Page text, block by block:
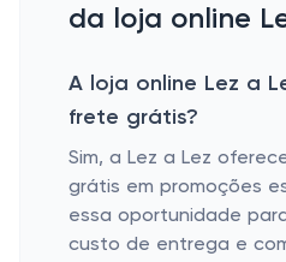
da loja online
A loja online Lez a
frete grátis?
Sim, a Lez a Lez
grátis em promoções
essa oportunidade
custo de entrega e